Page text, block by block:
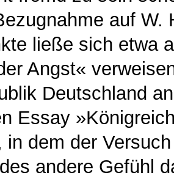
auf
ließe sich etwa
Angst«
Deutschland
Essay
in dem der
andere Gefühl